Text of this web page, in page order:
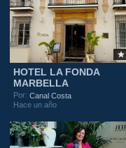
HOTEL LA FONDA
MARBELLA
Por:Canal Costa
Hace un año